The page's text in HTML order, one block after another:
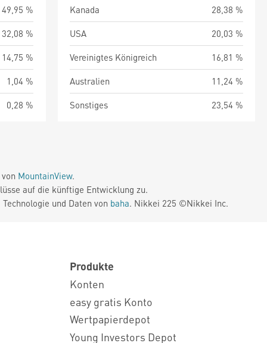
49,95 %
32,08 %
14,75 %
1,04 %
0,28 %
Kanada
28,38 %
USA
20,03 %
Vereinigtes Königreich
16,81 %
Australien
11,24 %
Sonstiges
23,54 %
MountainView.
auf die künftige Entwicklung zu.
und Daten von baha. Nikkei 225 ©Nikkei Inc.
Produkte
Konten
easy gratis Konto
Wertpapierdepot
Young Investors Depot